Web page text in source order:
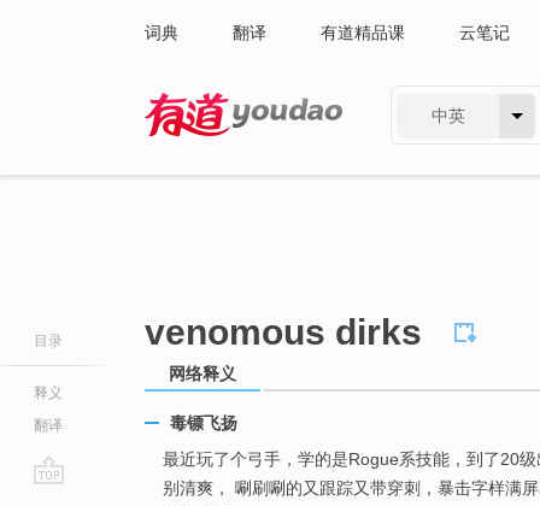
词典 翻译 有道精品课 云笔记
中英
目录
释义
翻译
venomous dirks
网络释义
毒镖飞扬
最近玩了个弓手，学的是Rogue系技能，到了20
别清爽， 唰刷唰的又跟踪又带穿刺，暴击字样满